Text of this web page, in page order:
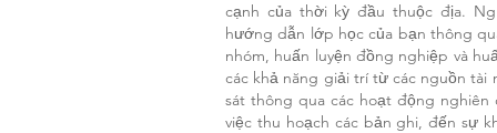
cạnh của thời kỳ đầu thuộc địa.
hướng dẫn lớp học của bạn thông
nhóm, huấn luyện đồng nghiệp và
các khả năng giải trí từ các nguồn tài
sát thông qua các hoạt động
việc thu hoạch các bản ghi, đến sự